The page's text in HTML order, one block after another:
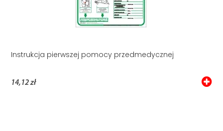
Instrukcja pierwszej pomocy przedmedycznej
14,12 zł